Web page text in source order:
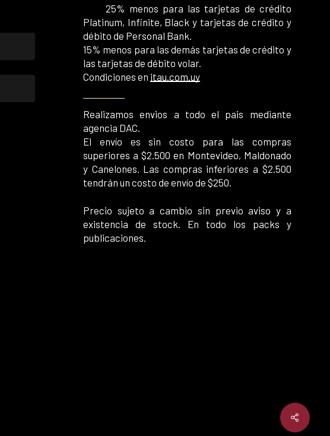
25% menos para las tarjetas de crédito
Platinum, Infinite, Black y tarjetas de crédito y
débito de Personal Bank.
15% menos para las demás tarjetas de crédito y
las tarjetas de débito volar.
Condiciones en itau.com.uy
Realizamos envios a todo el pais mediante
agencia DAC.
El envío es sin costo para las compras
superiores a $2.500 en Montevideo, Maldonado
y Canelones. Las compras inferiores a $2.500
tendrán un costo de envío de $250.
Precio sujeto a cambio sin previo aviso y a
existencia de stock. En todo los packs y
publicaciones.